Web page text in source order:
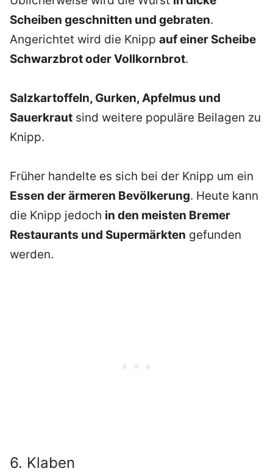
Scheiben geschnitten und gebraten.
Angerichtet wird die Knipp auf einer Scheibe
Schwarzbrot oder Vollkornbrot.
Salzkartoffeln, Gurken, Apfelmus und
Sauerkraut sind weitere populäre Beilagen zu
Knipp.
Früher handelte es sich bei der Knipp um ein
Essen der ärmeren Bevölkerung. Heute kann
die Knipp jedoch in den meisten Bremer
Restaurants und Supermärkten gefunden
werden.
6. Klaben